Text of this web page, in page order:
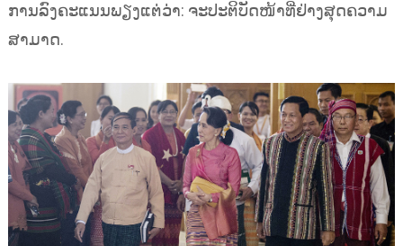
ການລົງຄະແນນພຽງແຕ່ວ່າ: ຈະປະຕິບັດໜ້າທີ່ຢ່າງສຸດຄວາມ
ສາມາດ.